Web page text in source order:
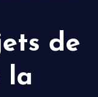
de
la